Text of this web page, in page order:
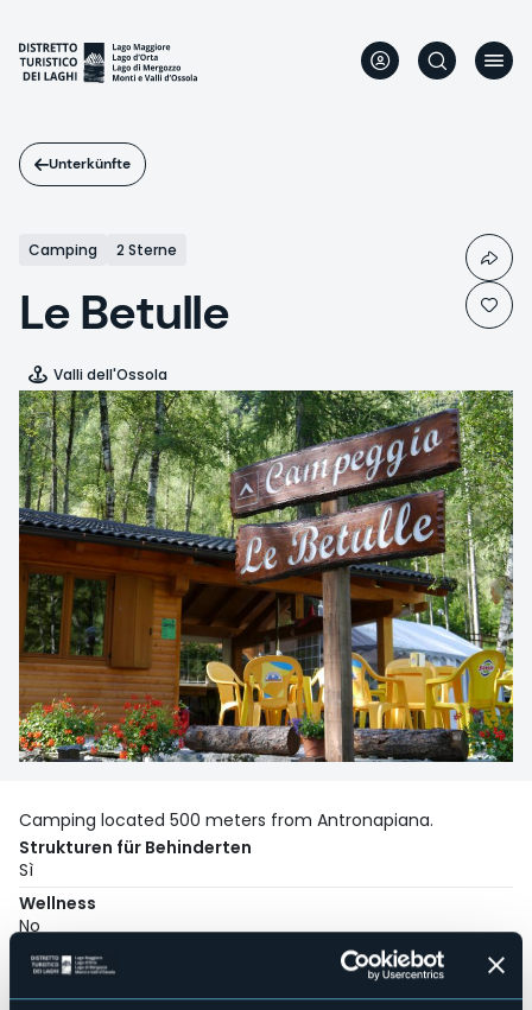
Inhalt
Unterkünfte
Camping 2 Sterne
Le Betulle
Valli dell'Ossola
Camping located 500 meters from Antronapiana.
Strukturen für Behinderten
Sì
Wellness
No
Kongresshalle
No